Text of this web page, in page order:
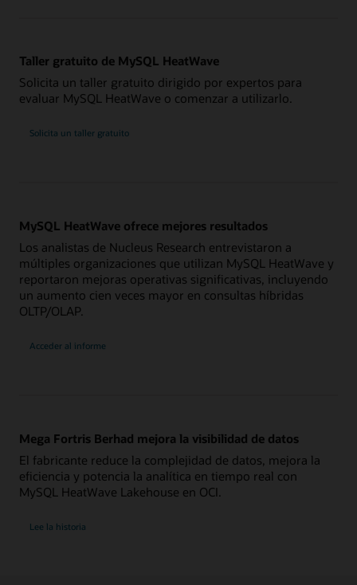
Taller gratuito de MySQL HeatWave
Solicita un taller gratuito dirigido por expertos para
evaluar MySQL HeatWave o comenzar a utilizarlo.
Solicita un taller gratuito
MySQL HeatWave ofrece mejores resultados
Los analistas de Nucleus Research entrevistaron a
múltiples organizaciones que utilizan MySQL HeatWave y
reportaron mejoras operativas significativas, incluyendo
un aumento cien veces mayor en consultas híbridas
OLTP/OLAP.
Acceder al informe
Mega Fortris Berhad mejora la visibilidad de datos
El fabricante reduce la complejidad de datos, mejora la
eficiencia y potencia la analítica en tiempo real con
MySQL HeatWave Lakehouse en OCI.
Lee la historia